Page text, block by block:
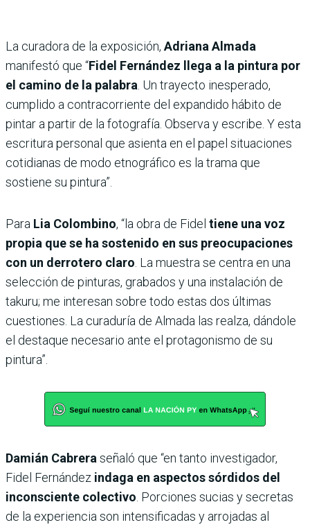
La curadora de la exposición, Adriana Almada
manifestó que “Fidel Fernández llega a la pintura por
el camino de la palabra . Un trayecto inesperado,
cumplido a contracorriente del expandido hábito de
pintar a partir de la fotografía. Observa y escribe. Y esta
escritura personal que asienta en el papel situaciones
cotidianas de modo etnográfico es la trama que
sostiene su pintura”.
Para Lia Colombino, “la obra de Fidel tiene una voz
propia que se ha sostenido en sus preocupaciones
con un derrotero claro . La muestra se centra en una
selección de pinturas, grabados y una instalación de
takuru; me interesan sobre todo estas dos últimas
cuestiones. La curaduría de Almada las realza, dándole
el destaque necesario ante el protagonismo de su
pintura”.
Damián Cabrera señaló que “en tanto investigador,
Fidel Fernández indaga en aspectos sórdidos del
inconsciente colectivo . Porciones sucias y secretas
de la experiencia son intensificadas y arrojadas al